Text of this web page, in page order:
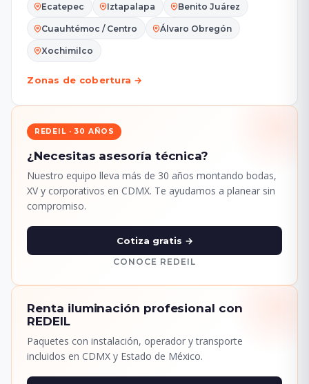
Ecatepec Iztapalapa Benito Juárez
Cuauhtémoc / Centro Álvaro Obregón
Xochimilco
Zonas de cobertura →
REDEIL · 30 AÑOS
¿Necesitas asesoría técnica?
Nuestro equipo lleva más de 30 años montando bodas,
XV y corporativos en CDMX. Te ayudamos a planear sin
compromiso.
Cotiza gratis →
CONOCE REDEIL
Renta iluminación profesional con
REDEIL
Paquetes con instalación, operador y transporte
incluidos en CDMX y Estado de México.